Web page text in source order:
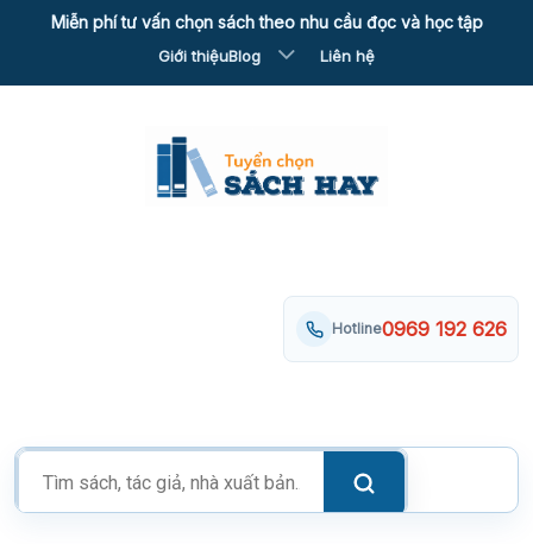
Miễn phí tư vấn chọn sách theo nhu cầu đọc và học tập
Giới thiệuBlog Liên hệ
Tìm
kiếm
phẩm
Hotline0969 192 626